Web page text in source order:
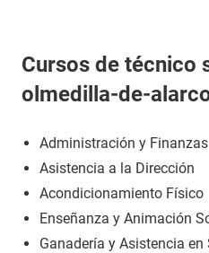
Cursos de técnico
olmedilla-de-
Administración y Finanzas
Asistencia a la Dirección
Acondicionamiento Físico
Enseñanza y Animación
Ganadería y Asistencia